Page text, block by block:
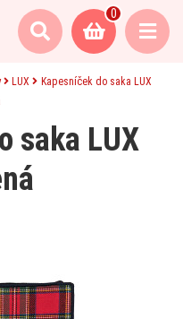
0
LUX
Kapesníček do saka LUX
saka LUX